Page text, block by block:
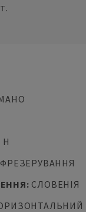
H
ФРЕЗЕРУВАННЯ
: СЛОВЕНІЯ